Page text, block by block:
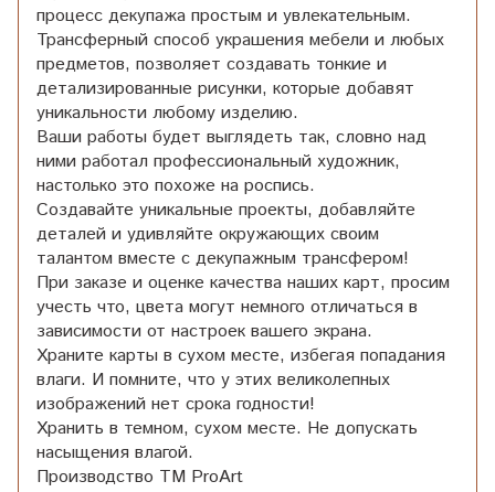
процесс декупажа простым и увлекательным.
Трансферный способ украшения мебели и любых
предметов, позволяет создавать тонкие и
детализированные рисунки, которые добавят
уникальности любому изделию.
Ваши работы будет выглядеть так, словно над
ними работал профессиональный художник,
настолько это похоже на роспись.
Создавайте уникальные проекты, добавляйте
деталей и удивляйте окружающих своим
талантом вместе с декупажным трансфером!
При заказе и оценке качества наших карт, просим
учесть что, цвета могут немного отличаться в
зависимости от настроек вашего экрана.
Храните карты в сухом месте, избегая попадания
влаги. И помните, что у этих великолепных
изображений нет срока годности!
Хранить в темном, сухом месте. Не допускать
насыщения влагой.
Производство ТМ ProArt